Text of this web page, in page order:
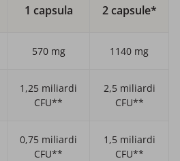
1 capsula 2 capsule*
570 mg 1140 mg
1,25 miliardi
CFU**
2,5 miliardi
CFU**
0,75 miliardi
CFU**
1,5 miliardi
CFU**